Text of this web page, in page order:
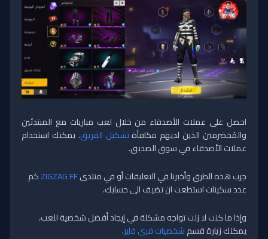
احصل على عملات الأصدقاء من خلال لعب مباريات مع المبتدئين
والمُخضرمين الذين لديهم مكافأةتشكيل الفريق. يمكنك استخدام
عملات الأصدقاء في سوق الصديق.
جرب هذه الطرق وأخبرنا في التعليقات أو في منتدىZIGZAG FFكم
عدد سكينات استطعت ان تضيف الى حسابك.
وإذا ما كنت لا زلت تواجه مشكلة في إيجاد أفضل شخصية للعب،
يمكنك زيارة قسمشخصيات فري فاير.